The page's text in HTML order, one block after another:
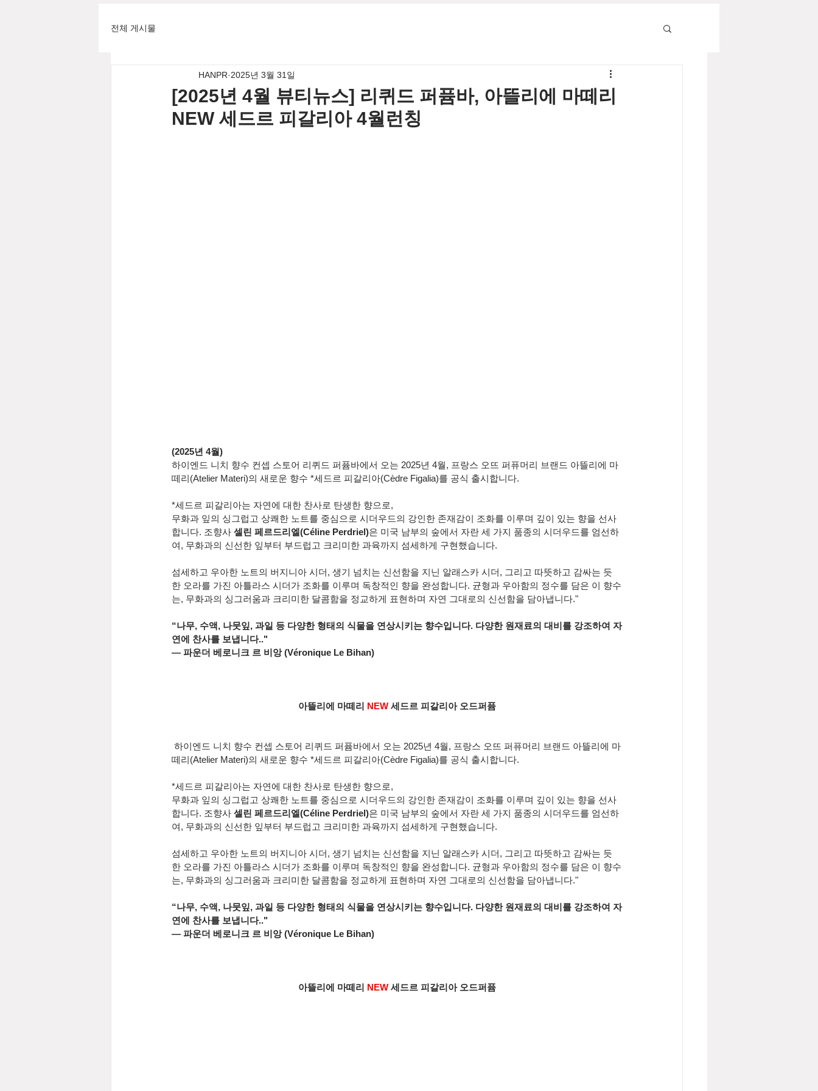
전체 게시물
[2025년 4월 뷰티뉴스] 리퀴드 퍼퓸바, 아뜰리에 마떼리
NEW 세드르 피갈리아 4월런칭
HANPR 2025년 3월 31일
(2025년 4월)
하이엔드 니치 향수 컨셉 스토어 리퀴드 퍼퓸바에서 오는 2025년 4월, 프랑스 오뜨 퍼퓨머리 브랜드 아뜰리에 마
떼리(Atelier Materi)의 새로운 향수 *세드르 피갈리아(Cèdre Figalia)를 공식 출시합니다.
*세드르 피갈리아는 자연에 대한 찬사로 탄생한 향으로,
무화과 잎의 싱그럽고 상쾌한 노트를 중심으로 시더우드의 강인한 존재감이 조화를 이루며 깊이 있는 향을 선사
합니다. 조향사 셀린 페르드리엘(Céline Perdriel)은 미국 남부의 숲에서 자란 세 가지 품종의 시더우드를 엄선하
여, 무화과의 신선한 잎부터 부드럽고 크리미한 과육까지 섬세하게 구현했습니다.
섬세하고 우아한 노트의 버지니아 시더, 생기 넘치는 신선함을 지닌 알래스카 시더, 그리고 따뜻하고 감싸는 듯
한 오라를 가진 아틀라스 시더가 조화를 이루며 독창적인 향을 완성합니다. 균형과 우아함의 정수를 담은 이 향수
는, 무화과의 싱그러움과 크리미한 달콤함을 정교하게 표현하며 자연 그대로의 신선함을 담아냅니다."
“나무, 수액, 나뭇잎, 과일 등 다양한 형태의 식물을 연상시키는 향수입니다. 다양한 원재료의 대비를 강조하여 자
연에 찬사를 보냅니다.."
— 파운더 베로니크 르 비앙 (Véronique Le Bihan)
아뜰리에 마떼리 NEW 세드르 피갈리아 오드퍼퓸
하이엔드 니치 향수 컨셉 스토어 리퀴드 퍼퓸바에서 오는 2025년 4월, 프랑스 오뜨 퍼퓨머리 브랜드 아뜰리에 마
떼리(Atelier Materi)의 새로운 향수 *세드르 피갈리아(Cèdre Figalia)를 공식 출시합니다.
*세드르 피갈리아는 자연에 대한 찬사로 탄생한 향으로,
무화과 잎의 싱그럽고 상쾌한 노트를 중심으로 시더우드의 강인한 존재감이 조화를 이루며 깊이 있는 향을 선사
합니다. 조향사 셀린 페르드리엘(Céline Perdriel)은 미국 남부의 숲에서 자란 세 가지 품종의 시더우드를 엄선하
여, 무화과의 신선한 잎부터 부드럽고 크리미한 과육까지 섬세하게 구현했습니다.
섬세하고 우아한 노트의 버지니아 시더, 생기 넘치는 신선함을 지닌 알래스카 시더, 그리고 따뜻하고 감싸는 듯
한 오라를 가진 아틀라스 시더가 조화를 이루며 독창적인 향을 완성합니다. 균형과 우아함의 정수를 담은 이 향수
는, 무화과의 싱그러움과 크리미한 달콤함을 정교하게 표현하며 자연 그대로의 신선함을 담아냅니다."
“나무, 수액, 나뭇잎, 과일 등 다양한 형태의 식물을 연상시키는 향수입니다. 다양한 원재료의 대비를 강조하여 자
연에 찬사를 보냅니다.."
— 파운더 베로니크 르 비앙 (Véronique Le Bihan)
아뜰리에 마떼리 NEW 세드르 피갈리아 오드퍼퓸